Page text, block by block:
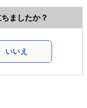
ましたか？
いいえ